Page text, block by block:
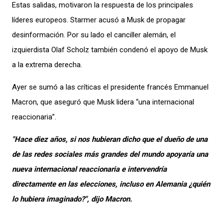
Estas salidas, motivaron la respuesta de los principales
líderes europeos. Starmer acusó a Musk de propagar
desinformación. Por su lado el canciller alemán, el
izquierdista Olaf Scholz también condenó el apoyo de Musk
a la extrema derecha.
Ayer se sumó a las críticas el presidente francés Emmanuel
Macron, que aseguró que Musk lidera “una internacional
reaccionaria”.
"Hace diez años, si nos hubieran dicho que el dueño de una
de las redes sociales más grandes del mundo apoyaría una
nueva internacional reaccionaria e intervendría
directamente en las elecciones, incluso en Alemania ¿quién
lo hubiera imaginado?", dijo Macron.